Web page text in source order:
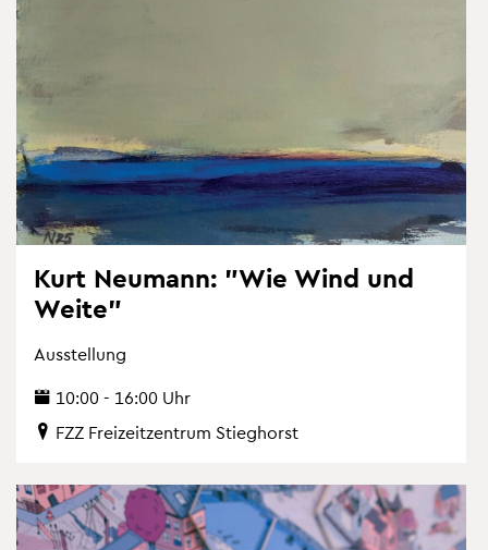
Kurt Neu­mann: "Wie Wind und
Weite"
Aus­stel­lung
10:00 - 16:00 Uhr
FZZ Frei­zeit­zen­trum Stieg­horst